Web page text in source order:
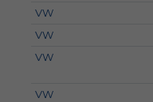
VW
VW
VW
VW